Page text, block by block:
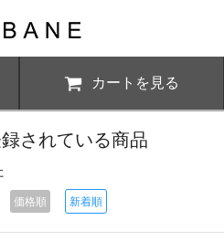
カートを見る
録されている商品
価格順 新着順